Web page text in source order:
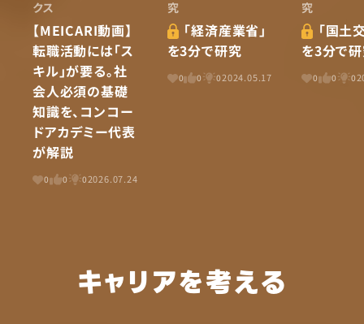
クス
【MEICARI動画】
転職活動には「ス
キル」が要る。社
会人必須の基礎
知識を、コンコー
ドアカデミー代表
が解説
0 0 02026.07.24
究
「経済産業省」
を3分で研究
0 0 02024.05.17
究
「国土
を3分で
0 0 0
キャリアを考える